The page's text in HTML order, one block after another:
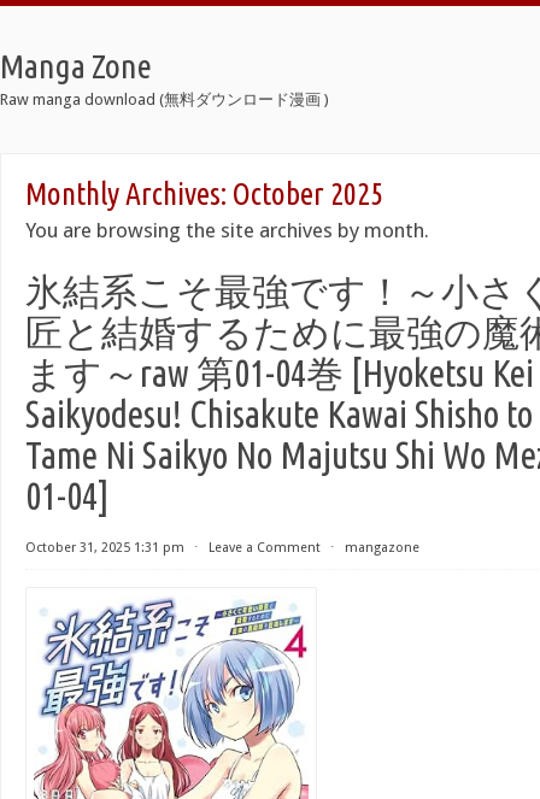
Manga Zone
Raw manga download (無料ダウンロード漫画 )
Monthly Archives: October 2025
You are browsing the site archives by month.
氷結系こそ最強です！～小さ
匠と結婚するために最強の魔
ます～raw 第01-04巻 [Hyoketsu Kei
Saikyodesu! Chisakute Kawai Shisho
Tame Ni Saikyo No Majutsu Shi Wo
01-04]
October 31, 2025 1:31 pm ⋅ Leave a Comment ⋅ mangazone